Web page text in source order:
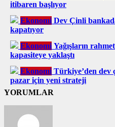
itibaren başlıyor
Ekonomi Dev Çinli
kapatıyor
Ekonomi Yağışların
kapasiteye yaklaştı
Ekonomi Türkiye’den dev
pazar için yeni strateji
YORUMLAR